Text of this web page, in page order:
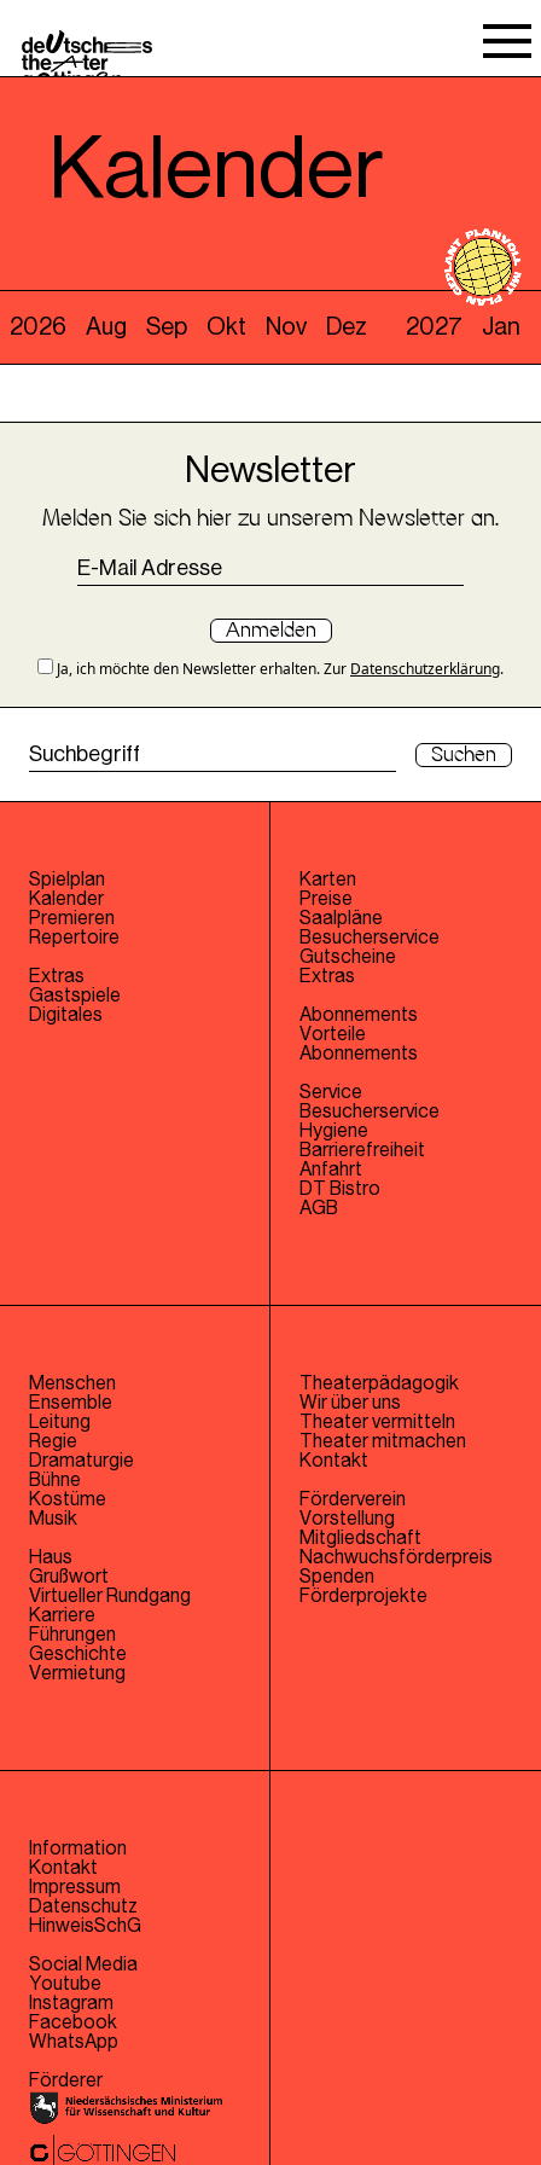
Spielraum
Kalender
2026 Aug Sep Okt Nov Dez 2027 Jan
Newsletter
Melden Sie sich hier zu unserem Newsletter an.
Anmelden
Ja, ich möchte den Newsletter erhalten. Zur Datenschutzerklärung.
Suchen
Spielplan
Kalender
Premieren
Repertoire
Extras
Gastspiele
Digitales
Karten
Preise
Saalpläne
Besucherservice
Gutscheine
Extras
Abonnements
Vorteile
Abonnements
Service
Besucherservice
Hygiene
Barrierefreiheit
Anfahrt
DT Bistro
AGB
Menschen
Ensemble
Leitung
Regie
Dramaturgie
Bühne
Kostüme
Musik
Haus
Grußwort
Virtueller Rundgang
Karriere
Führungen
Geschichte
Vermietung
Theaterpädagogik
Wir über uns
Theater vermitteln
Theater mitmachen
Kontakt
Förderverein
Vorstellung
Mitgliedschaft
Nachwuchsförderpreis
Spenden
Förderprojekte
Information
Kontakt
Impressum
Datenschutz
HinweisSchG
Social Media
Youtube
Instagram
Facebook
WhatsApp
Förderer